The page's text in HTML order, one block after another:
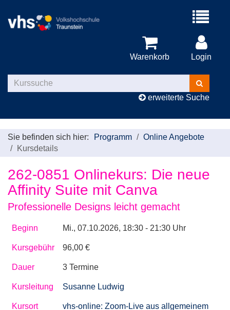
Menü
Warenkorb Login
Kurse
suchen
erweiterte Suche
Sie befinden sich hier: Programm
Online Angebote
Kursdetails
262-0851 Onlinekurs: Die neue
Affinity Suite mit Canva
Professionelle Designs leicht gemacht
Beginn Mi., 07.10.2026, 18:30 - 21:30 Uhr
Kursgebühr 96,00 €
Dauer 3 Termine
Kursleitung Susanne Ludwig
Kursort
vhs-online: Zoom-Live aus allgemeinem